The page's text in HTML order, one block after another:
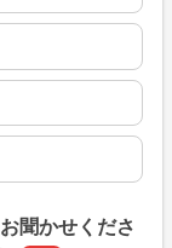
聞かせくださ